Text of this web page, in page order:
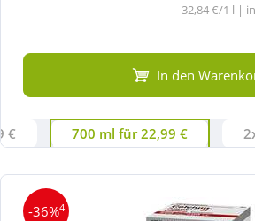
32,84 €/1 l |
In den
€ 700 ml für 22,99 €
-36%4